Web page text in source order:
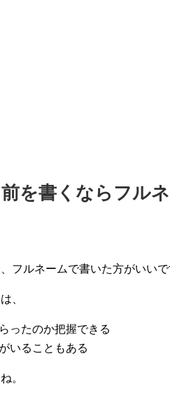
を書くならフル
フルネームで書いた方がいいで
、
ったのか把握できる
いることもある
。